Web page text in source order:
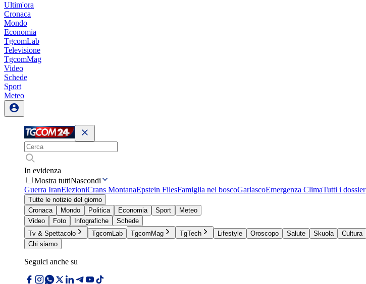
Ultim'ora
Cronaca
Mondo
Economia
TgcomLab
Televisione
TgcomMag
Video
Schede
Sport
Meteo
In evidenza
Mostra tuttiNascondi
Guerra IranElezioniCrans MontanaEpstein FilesFamiglia nel boscoGarlascoEmergenza ClimaTutti i dossier
Tutte le notizie del giorno
Cronaca
Mondo Politica Economia Sport
Meteo
Video
Foto Infografiche
Schede
Tv & Spettacolo
TgcomLab TgcomMag TgTech Lifestyle Oroscopo Salute Skuola Cultura
Chi siamo
Seguici anche su